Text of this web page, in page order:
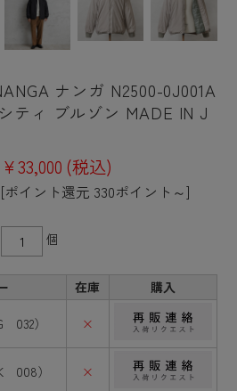
ナンガ N2500-0J001A
ティ ブルゾン MADE IN J
¥33,000 (税込)
[ポイント還元 330ポイント～]
個
在庫 購入
032） ×
008） ×